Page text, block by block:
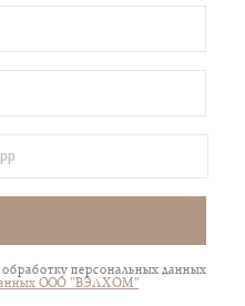
персональных данных
ООО "ВЭЛХОМ"